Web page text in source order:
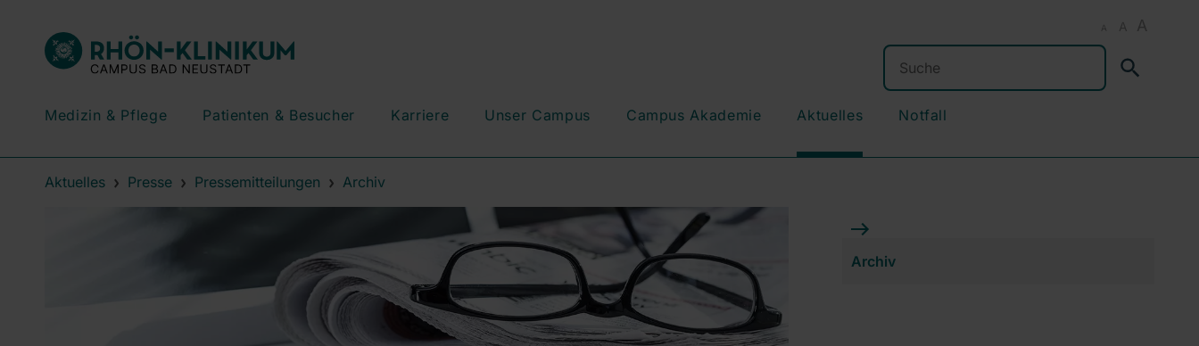
A A A
Suchen
Medizin & Pflege Patienten & Besucher Karriere Unser Campus Campus Akademie Aktuelles Notfall
Aktuelles Presse Pressemitteilungen Archiv
Archiv